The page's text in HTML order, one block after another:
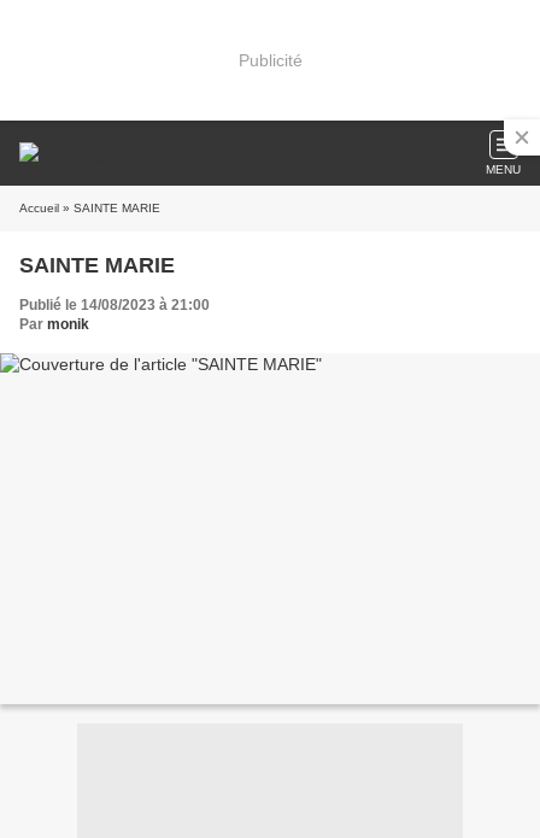
Publicité
MENU
Accueil » SAINTE MARIE
SAINTE MARIE
Publié le 14/08/2023 à 21:00
Par monik